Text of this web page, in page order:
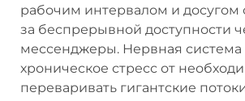
рабочим интервалом и досугом
за беспрерывной доступности
мессенджеры. Нервная
хроническое стресс от
переваривать гигантские